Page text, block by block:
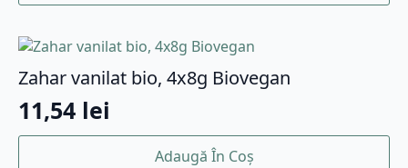
Zahar vanilat bio, 4x8g Biovegan
11,54 lei
Adaugă În Coș